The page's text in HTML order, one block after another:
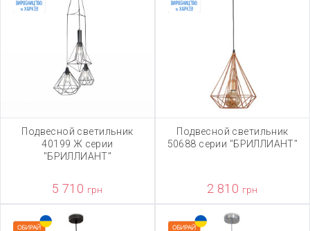
Подвесной светильник
40199 Ж серии
"БРИЛЛИАНТ"
5 710 грн
Подвесной светильник
50688 серии "БРИЛЛИАНТ"
2 810 грн